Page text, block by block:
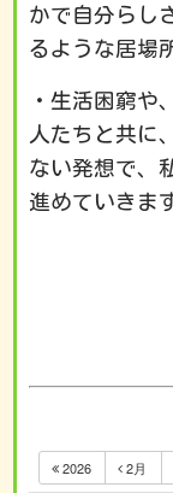
かで自分らし
るような居場
・生活困窮や
人たちと共に
ない発想で、
進めていきま
2026 2月